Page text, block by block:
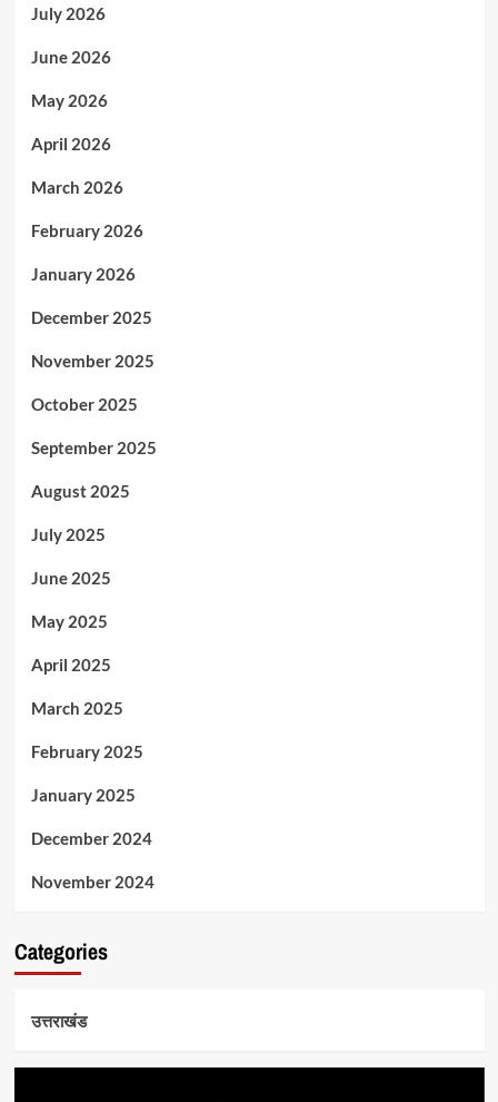
July 2026
June 2026
May 2026
April 2026
March 2026
February 2026
January 2026
December 2025
November 2025
October 2025
September 2025
August 2025
July 2025
June 2025
May 2025
April 2025
March 2025
February 2025
January 2025
December 2024
November 2024
Categories
उत्तराखंड